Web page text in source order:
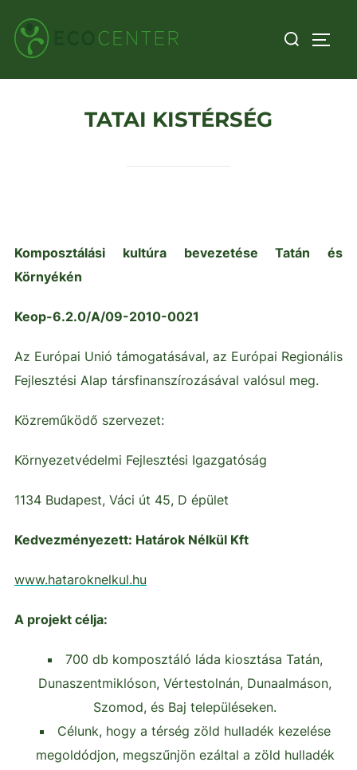
content
Search
TATAI KISTÉRSÉG
Komposztálási kultúra bevezetése Tatán és
Környékén
Keop-6.2.0/A/09-2010-0021
Az Európai Unió támogatásával, az Európai Regionális
Fejlesztési Alap társfinanszírozásával valósul meg.
Közreműködő szervezet:
Környezetvédelmi Fejlesztési Igazgatóság
1134 Budapest, Váci út 45, D épület
Kedvezményezett: Határok Nélkül Kft
www.hataroknelkul.hu
A projekt célja:
700 db komposztáló láda kiosztása Tatán,
Dunaszentmiklóson, Vértestolnán, Dunaalmáson,
Szomod, és Baj településeken.
Célunk, hogy a térség zöld hulladék kezelése
megoldódjon, megszűnjön ezáltal a zöld hulladék